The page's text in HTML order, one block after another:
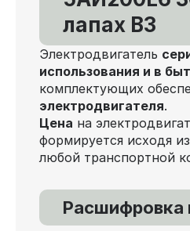
лапах В3
Электродвигатель
использования и в
комплектующих
электродвигателя.
Цена на
формируется исходя
любой транспортной
Расшифровка